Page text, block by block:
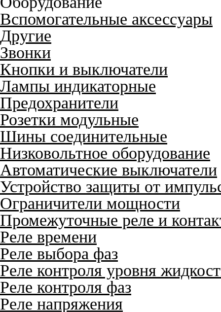
Вспомогательные аксессуары
Другие
Звонки
Кнопки и выключатели
Лампы индикаторные
Предохранители
Розетки модульные
Шины соединительные
Низковольтное оборудование
Автоматические выключатели
Устройство защиты от
Ограничители мощности
Промежуточные реле и
Реле времени
Реле выбора фаз
Реле контроля уровня
Реле контроля фаз
Реле напряжения